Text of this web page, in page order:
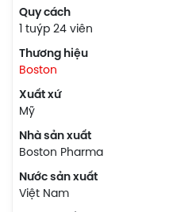
Quy cách
1 tuýp 24 viên
Thương hiệu
Boston
Xuất xứ
Mỹ
Nhà sản xuất
Boston Pharma
Nước sản xuất
Việt Nam